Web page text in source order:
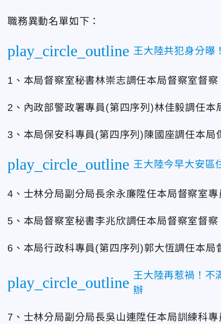
職務異動名單如下：
play_circle_outline 王大陸共犯身分
1、本局督察室秘書林崇志調任本局督察室督察
2、內政部警政署專員(第四序列)林佳毅調任本
3、本局保安科專員(第四序列)陳國座調任本局
play_circle_outline 王大陸今早大安
4、士林分局副分局長余永廉陞任本局督察室
5、本局督察室秘書李兆欣調任本局督察室督察
6、本局行政科專員(第四序列)郭大恆調任本局
play_circle_outline 王大陸再惹禍！
辦
7、士林分局副分局長吳山連陞任本局訓練科